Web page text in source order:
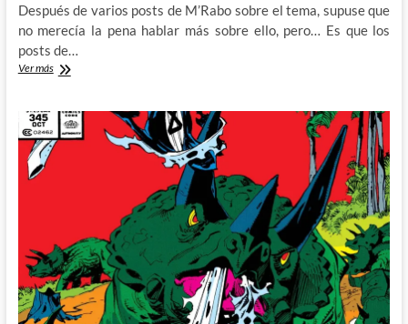
Después de varios posts de M’Rabo sobre el tema, supuse que
no merecía la pena hablar más sobre ello, pero… Es que los
posts de…
Ver másLos
El
Halcón
y